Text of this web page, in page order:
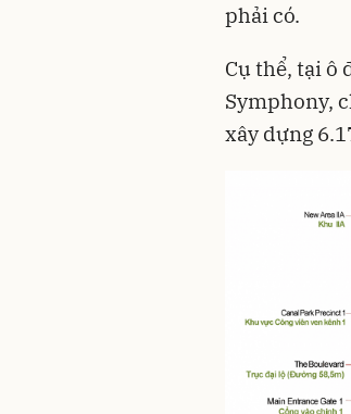
phải có.
Cụ thể, tại ô
Symphony,
xây dựng